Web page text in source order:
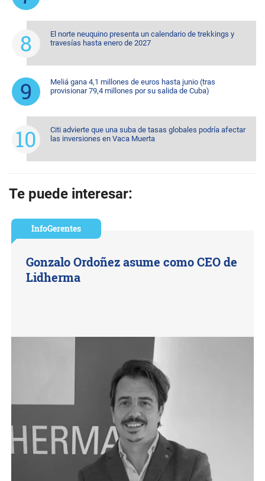
El norte neuquino presenta un calendario de trekkings y
travesías hasta enero de 2027
Meliá gana 4,1 millones de euros hasta junio (tras
provisionar 79,4 millones por su salida de Cuba)
Citi advierte que una suba de tasas globales podría afectar
las inversiones en Vaca Muerta
Te puede interesar:
InfoGerentes
Gonzalo Ordoñez asume como CEO de
Lidherma